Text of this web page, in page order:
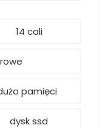
14 cali
pamięci
dysk ssd